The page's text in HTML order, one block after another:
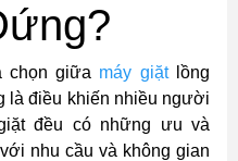
chọn giữa máy giặtlồng
là điều khiến nhiều người
đều có những ưu và
nhu cầu và không gian